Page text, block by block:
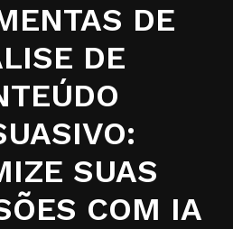
DE
DE
SUAS
COM IA